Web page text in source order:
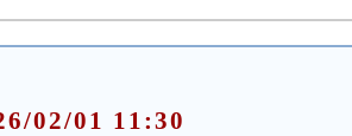
02/01 11:30